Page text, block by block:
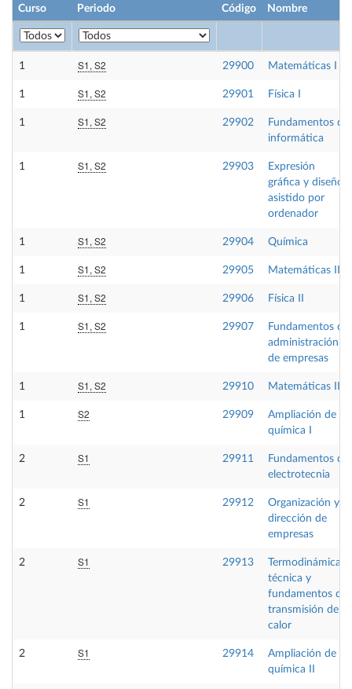
Curso Periodo Código Nombre
1 S1, S2 29900 Matemáticas I
1 S1, S2 29901 Física I
1 S1, S2 29902
Fundamentos de
informática
1 S1, S2 29903
Expresión
gráfica y diseño
asistido por
ordenador
1 S1, S2 29904 Química
1 S1, S2 29905 Matemáticas II
1 S1, S2 29906 Física II
1 S1, S2 29907
Fundamentos de
administración
de empresas
1 S1, S2 29910 Matemáticas III
1 S2 29909
Ampliación de
química I
2 S1 29911
Fundamentos de
electrotecnia
2 S1 29912
Organización y
dirección de
empresas
2 S1 29913
Termodinámica
técnica y
fundamentos de
transmisión de
calor
2 S1 29914
Ampliación de
química II